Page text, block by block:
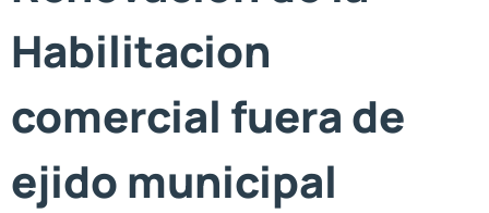
Habilitacion
comercial fuera de
ejido municipal